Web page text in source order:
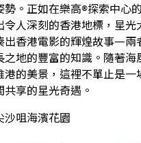
勢。正如在樂高®探索中心
令人深刻的香港地標，星光
出香港電影的輝煌故事—兩
之地的豐富的知識。隨著海
港的美景，這裡不單止是一
共享的星光奇遇。
沙咀海濱花園